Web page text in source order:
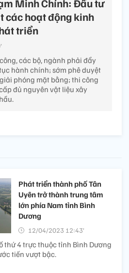
Minh Chính: Đầu tư
các hoạt động kinh
triển
các bộ, ngành phải đẩy
hành chính; sớm phê duyệt
phóng mặt bằng; thi công
đủ nguyên vật liệu xây
Phát triển thành phố Tân
Uyên trở thành trung tâm
lớn phía Nam tỉnh Bình
Dương
12/04/2023 12:43’
thứ 4 trực thuộc tỉnh Bình Dương
tiến vượt bậc.